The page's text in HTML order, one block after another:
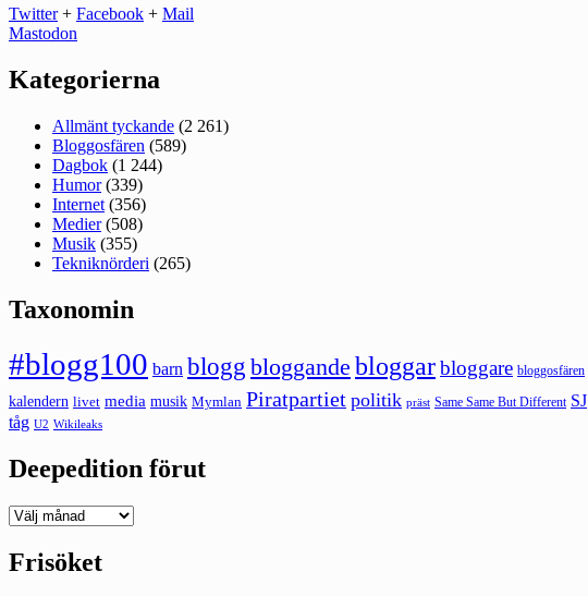
Twitter+ Facebook + Mail
Mastodon
Kategorierna
Allmänt tyckande (2 261)
Bloggosfären (589)
Dagbok (1 244)
Humor(339)
Internet (356)
Medier(508)
Musik (355)
Tekniknörderi (265)
Taxonomin
#blogg100 barn blogg bloggande bloggarbloggare bloggosfären
kalendern livet media musik Mymlan Piratpartiet politik präst Same Same But Different SJ
tåg U2 Wikileaks
Deepedition förut
Deepedition
Frisöket